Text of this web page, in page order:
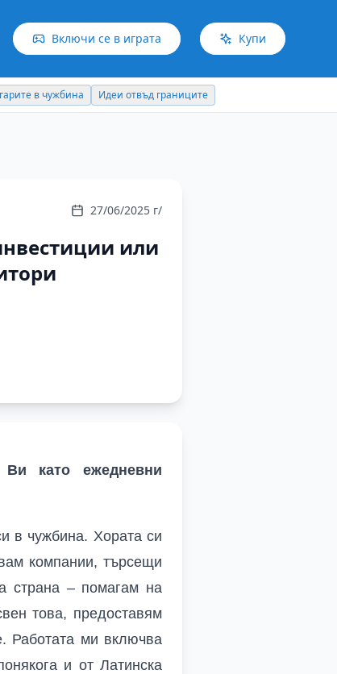
Включи се в играта Купи
в чужбина Идеи отвъд границите
27/06/2025 г/
или
като ежедневни
в чужбина. Хората си
компании, търсещи
страна – помагам на
това, предоставям
Работата ми включва
и от Латинска